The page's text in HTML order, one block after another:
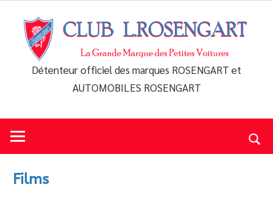
content
Club
L.Rosengart
Détenteur officiel des marques ROSENGART et
AUTOMOBILES ROSENGART
Films